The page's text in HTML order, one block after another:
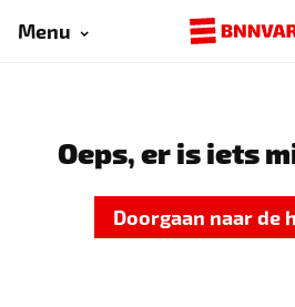
Menu
Oeps, er is iets
Doorgaan naar de